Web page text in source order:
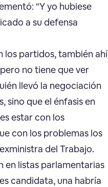
“Y yo hubiese
a su defensa
los partidos, también ahí
no tiene que ver
llevó la negociación
sino que el énfasis en
estar con los
con los problemas los
del Trabajo.
en listas parlamentarias
candidata, una habría